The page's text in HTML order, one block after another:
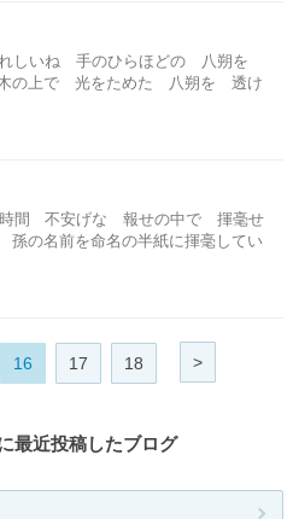
しいね 手のひらほどの 八朔を
の上で 光をためた 八朔を 透け
時間 不安げな 報せの中で 揮毫せ
の名前を命名の半紙に揮毫してい
16 17 18 >
最近投稿したブログ